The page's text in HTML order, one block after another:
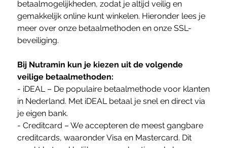
betaalmogelijkheden, zodat je altijd veilig en
gemakkelijk online kunt winkelen. Hieronder lees je
meer over onze betaalmethoden en onze SSL-
beveiliging.
Bij Nutramin kun je kiezen uit de volgende
veilige betaalmethoden:
- iDEAL – De populaire betaalmethode voor klanten
in Nederland. Met iDEAL betaal je snel en direct via
je eigen bank.
- Creditcard – We accepteren de meest gangbare
creditcards, waaronder Visa en Mastercard. Dit